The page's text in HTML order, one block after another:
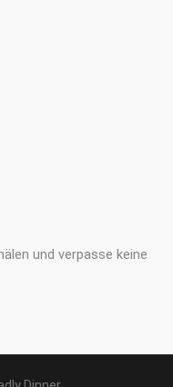
und verpasse keine